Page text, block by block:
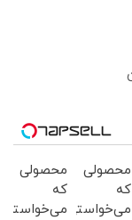
محصولی
که
می‌خواستی
محصولی
که
می‌خواستی